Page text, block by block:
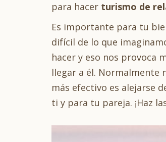
para hacer turismo de
Es importante para tu
difícil de lo que
hacer y eso nos provoca
llegar a él. Normalmente
más efectivo es alejarse
ti y para tu pareja. ¡Haz